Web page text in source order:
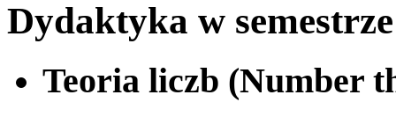
Dydaktyka w
Teoria liczb (Number